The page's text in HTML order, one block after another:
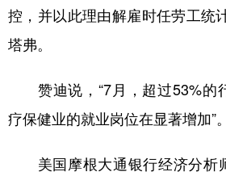
控，并以此理由解雇时任劳工统
塔弗。
赞迪说，“7月，超过53%的
疗保健业的就业岗位在显著增加”。
美国摩根大通银行经济分析